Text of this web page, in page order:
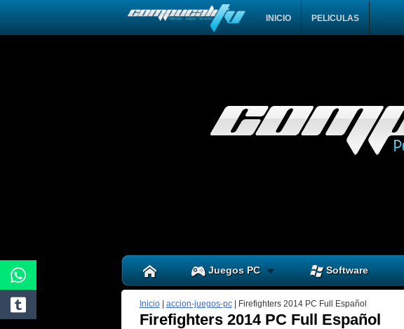
INICIO PELICULAS
Juegos PC Software
Inicio| accion-juegos-pc| Firefighters 2014 PC Full Español
Firefighters 2014 PC Full Español